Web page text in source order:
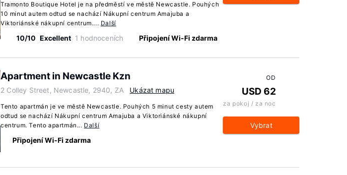
Tramonto Boutique Hotel je na předměstí ve městě Newcastle. Pouhých
10 minut autem odtud se nachází Nákupní centrum Amajuba a
Viktoriánské nákupní centrum.... Další
10/10 Excellent 1 hodnoceních Připojení Wi-Fi zdarma
Apartment in Newcastle Kzn
2 Colley Street, Newcastle, 2940, ZA Ukázat mapu
Tento apartmán je ve městě Newcastle. Pouhých 5 minut cesty autem
odtud se nachází Nákupní centrum Amajuba a Viktoriánské nákupní
centrum. Tento apartmán... Další
Připojení Wi-Fi zdarma
OD
USD 62
za pokoj / za noc
Vybrat